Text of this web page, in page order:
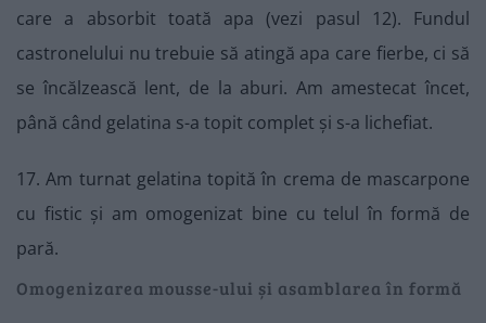
care a absorbit toată apa (vezi pasul 12). Fundul
castronelului nu trebuie să atingă apa care fierbe, ci să
se încălzească lent, de la aburi. Am amestecat încet,
până când gelatina s-a topit complet și s-a lichefiat.
17. Am turnat gelatina topită în crema de mascarpone
cu fistic și am omogenizat bine cu telul în formă de
pară.
Omogenizarea mousse-ului și asamblarea în formă